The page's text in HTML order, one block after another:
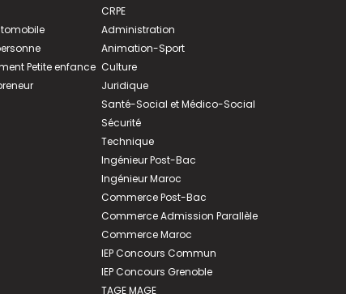
Petite enfance
CRPE
Administration
Animation-Sport
Culture
Juridique
Santé-Social et Médico-Social
Sécurité
Technique
Ingénieur Post-Bac
Ingénieur Maroc
Commerce Post-Bac
Commerce Admission Parallèle
Commerce Maroc
IEP Concours Commun
IEP Concours Grenoble
TAGE MAGE